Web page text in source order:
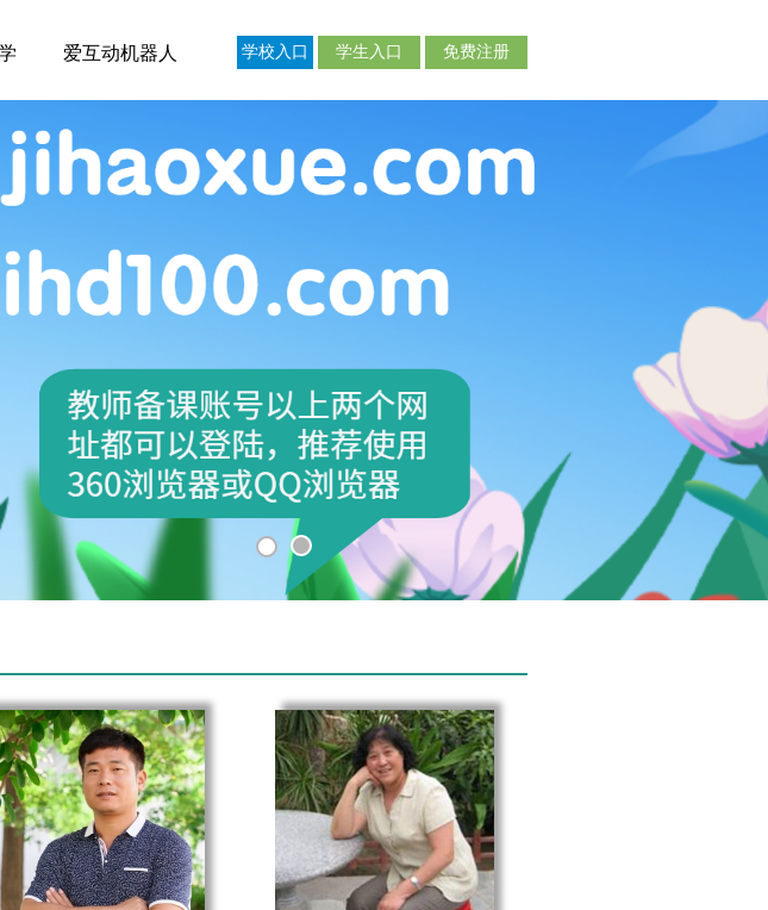
学校入口 学生入口 免费注册
爱互动机器人